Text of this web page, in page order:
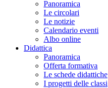
Panoramica
Le circolari
Le notizie
Calendario eventi
Albo online
Didattica
Panoramica
Offerta formativa
Le schede didattiche
I progetti delle classi